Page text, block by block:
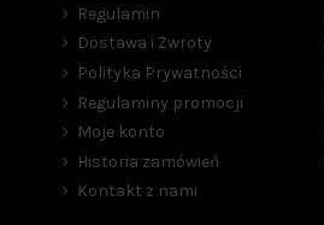
Regulamin
Dostawa i Zwroty
Polityka Prywatności
Regulaminy promocji
Moje konto
Historia zamówień
Kontakt z nami